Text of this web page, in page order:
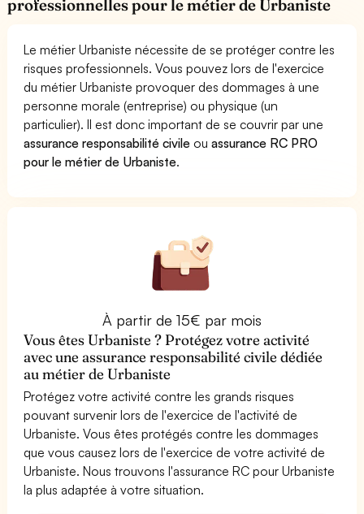
professionnelles pour le métier de Urbaniste
Le métier Urbaniste nécessite de se protéger contre les
risques professionnels. Vous pouvez lors de l'exercice
du métier Urbaniste provoquer des dommages à une
personne morale (entreprise) ou physique (un
particulier). Il est donc important de se couvrir par une
assurance responsabilité civile ouassurance RC PRO
pour le métier de Urbaniste.
À partir de 15€ par mois
Vous êtes Urbaniste ? Protégez votre activité
avec une assurance responsabilité civile dédiée
au métier de Urbaniste
Protégez votre activité contre les grands risques
pouvant survenir lors de l'exercice de l'activité de
Urbaniste. Vous êtes protégés contre les dommages
que vous causez lors de l'exercice de votre activité de
Urbaniste. Nous trouvons l'assurance RC pour Urbaniste
la plus adaptée à votre situation.